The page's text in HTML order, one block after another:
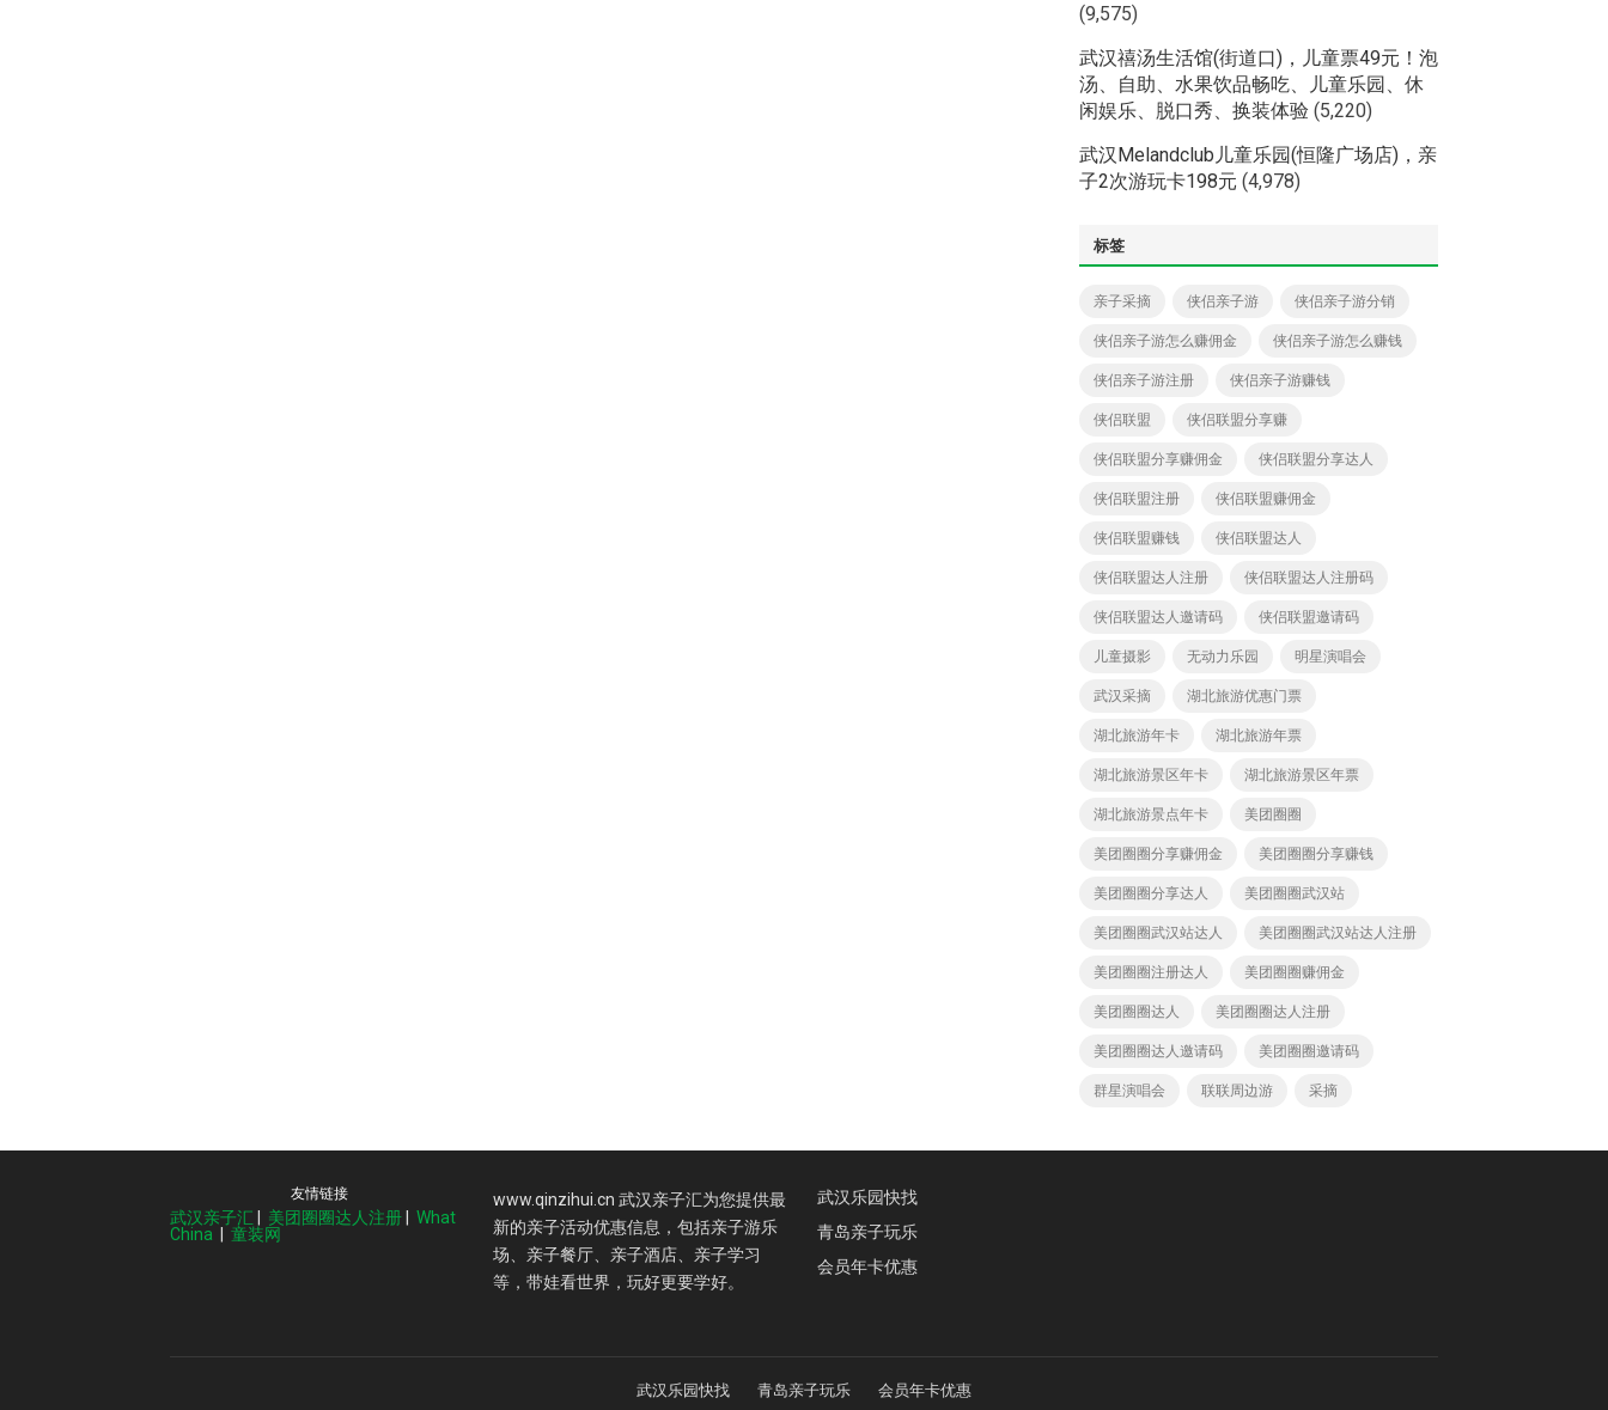
(9,575)
武汉禧汤生活馆(街道口)，儿童票49元！泡
汤、自助、水果饮品畅吃、儿童乐园、休
闲娱乐、脱口秀、换装体验 (5,220)
武汉Melandclub儿童乐园(恒隆广场店)，亲
子2次游玩卡198元 (4,978)
标签
亲子采摘 侠侣亲子游 侠侣亲子游分销
侠侣亲子游怎么赚佣金 侠侣亲子游怎么赚钱
侠侣亲子游注册 侠侣亲子游赚钱
侠侣联盟 侠侣联盟分享赚
侠侣联盟分享赚佣金 侠侣联盟分享达人
侠侣联盟注册 侠侣联盟赚佣金
侠侣联盟赚钱 侠侣联盟达人
侠侣联盟达人注册 侠侣联盟达人注册码
侠侣联盟达人邀请码 侠侣联盟邀请码
儿童摄影 无动力乐园 明星演唱会
武汉采摘 湖北旅游优惠门票
湖北旅游年卡 湖北旅游年票
湖北旅游景区年卡 湖北旅游景区年票
湖北旅游景点年卡 美团圈圈
美团圈圈分享赚佣金 美团圈圈分享赚钱
美团圈圈分享达人 美团圈圈武汉站
美团圈圈武汉站达人 美团圈圈武汉站达人注册
美团圈圈注册达人 美团圈圈赚佣金
美团圈圈达人 美团圈圈达人注册
美团圈圈达人邀请码 美团圈圈邀请码
群星演唱会 联联周边游 采摘
友情链接
武汉亲子汇 美团圈圈达人注册
What
China
童装网
www.qinzihui.cn 武汉亲子汇为您提供最
新的亲子活动优惠信息，包括亲子游乐
场、亲子餐厅、亲子酒店、亲子学习
等，带娃看世界，玩好更要学好。
武汉乐园快找
青岛亲子玩乐
会员年卡优惠
武汉乐园快找 青岛亲子玩乐 会员年卡优惠